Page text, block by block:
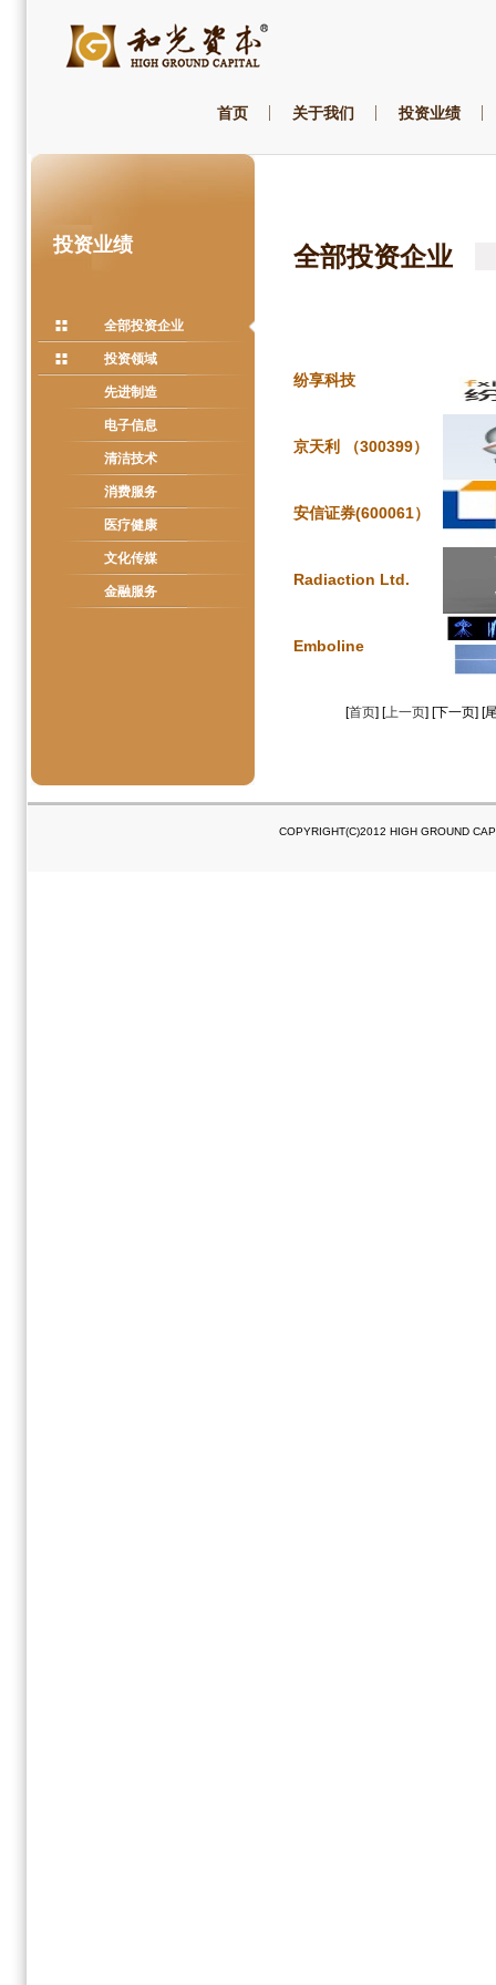
首页 关于我们 投资业绩
投资业绩
全部投资企业
投资领域
先进制造
电子信息
清洁技术
消费服务
医疗健康
文化传媒
金融服务
全部投资企业
纷享科技
京天利 （300399）
安信证券(600061）
Radiaction Ltd.
Emboline
[首页] [上一页] [下一页] [
COPYRIGHT(C)2012 HIGH GROUND